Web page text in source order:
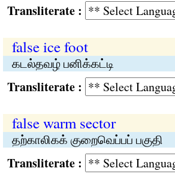
:
false ice foot
கடல்தவழ் பனிக்கட்டி
:
false warm sector
தற்காலிகக் குறைவெப்பப் பகுதி
: